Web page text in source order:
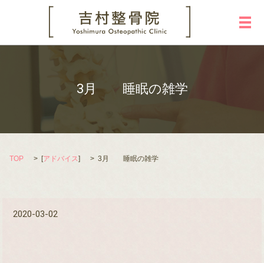
メ
3月 睡眠の雑学
TOP [アドバイス] 3月 睡眠の雑学
2020-03-02